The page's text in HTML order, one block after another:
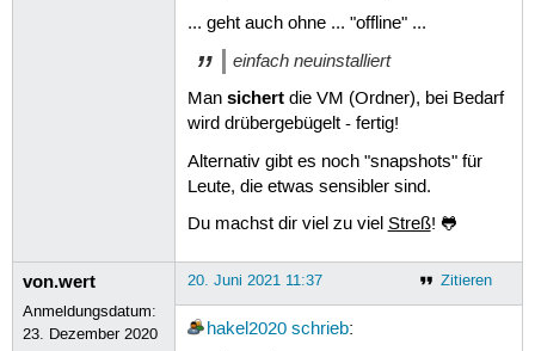
... geht auch ohne ... "offline" ...
einfach neuinstalliert
Man sichertdie VM (Ordner), bei Bedarf
wird drübergebügelt - fertig!
Alternativ gibt es noch "snapshots" für
Leute, die etwas sensibler sind.
Du machst dir viel zu viel Streß! 🐸
von.wert
Anmeldungsdatum:
23. Dezember 2020
Zitieren
20. Juni 2021 11:37
hakel2020 schrieb: